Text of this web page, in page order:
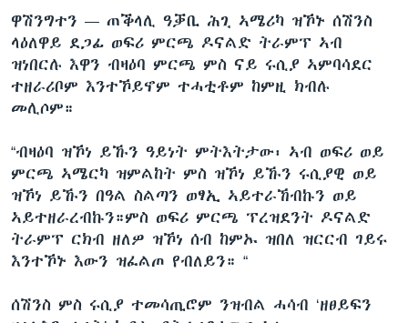
ዋሽንግተን — ጠቕላሊ ዓቓቢ ሕጊ ኣሜሪካ ዝኾኑ ሰሽንስ
ላዕለዋይ ደጋፊ ወፍሪ ምርጫ ዶናልድ ትራምፕ ኣብ
ዝነበርሉ እዋን ብዛዕባ ምርጫ ምስ ናይ ሩሲያ ኣምባሳደር
ተዘራሪቦም እንተኾይኖም ተሓቲቶም ከምዚ ክብሉ
መሊሶም።
“ብዛዕባ ዝኾነ ይኹን ዓይነት ምትእትታው፡ ኣብ ወፍሪ ወይ
ምርጫ ኣሜርካ ዝምልከት ምስ ዝኾነ ይኹን ሩሲያዊ ወይ
ዝኾነ ይኹን በዓል ስልጣን ወፃኢ ኣይተራኸብኩን ወይ
ኣይተዘራረብኩን።ምስ ወፍሪ ምርጫ ፕረዝደንት ዶናልድ
ትራምፕ ርክብ ዘለዎ ዝኾነ ሰብ ከምኡ ዝበለ ዝርርብ ገይሩ
እንተኾኑ እውን ዝፈልጦ የብለይን። “
ሰሽንስ ምስ ሩሲያ ተመሳጢሮም ንዝብል ሓሳብ ‘ዘፀይፍን